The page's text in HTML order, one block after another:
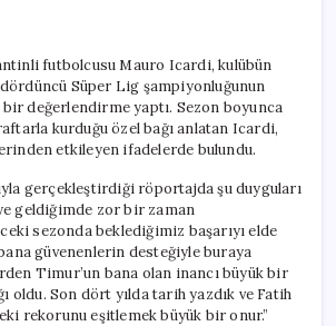
Mesajlar
için
futbolcusu Mauro Icardi, kulübün
dördüncü Süper Lig şampiyonluğunun
değerlendirme yaptı. Sezon boyunca
kurduğu özel bağı anlatan Icardi,
etkileyen ifadelerde bulundu.
gerçekleştirdiği röportajda şu duyguları
geldiğimde zor bir zaman
sezonda beklediğimiz başarıyı elde
güvenenlerin desteğiyle buraya
Timur’un bana olan inancı büyük bir
oldu. Son dört yılda tarih yazdık ve Fatih
rekorunu eşitlemek büyük bir onur.”